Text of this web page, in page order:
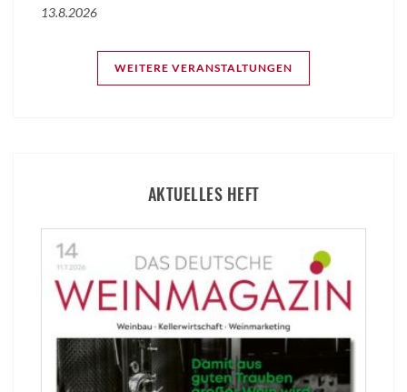
13.8.2026
WEITERE VERANSTALTUNGEN
AKTUELLES HEFT